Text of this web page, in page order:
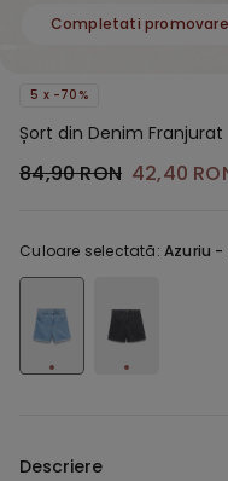
Completati
5 x -70%
Șort din Denim Franjurat
84,90 RON 42,40
Culoare selectată:Azuriu -
Descriere